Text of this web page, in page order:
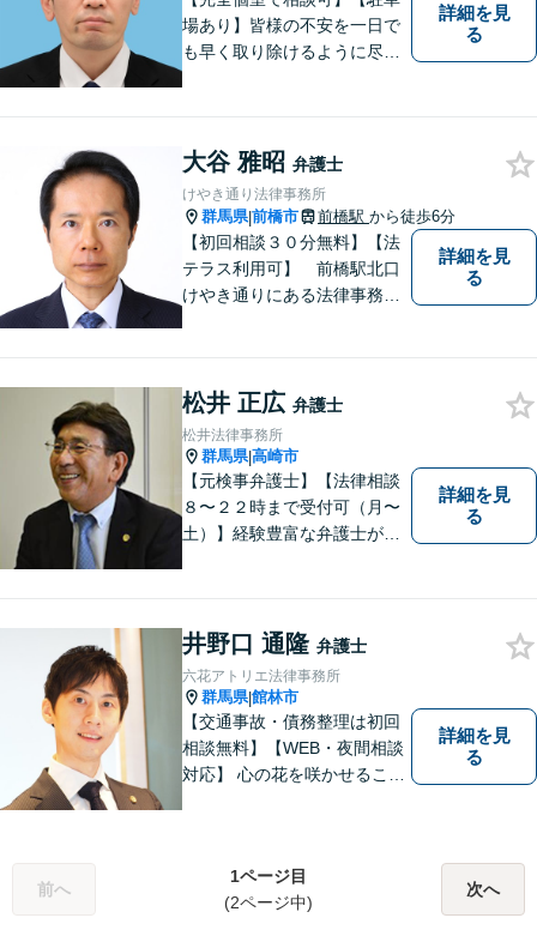
場あり】皆様の不安を一日で
も早く取り除けるように尽力
す。 ※お電話やメールでの無
料法律相談は行っておりませ
ん。
詳細を見
る
大谷 雅昭 弁護士
けやき通り法律事務所
群馬県|前橋市 前橋駅 から徒歩6分
【初回相談３０分無料】【法
テラス利用可】 前橋駅北口
けやき通りにある法律事務所
詳細を見
る
松井 正広 弁護士
松井法律事務所
群馬県|高崎市
【元検事弁護士】【法律相談
８〜２２時まで受付可（月〜
土）】経験豊富な弁護士が事
自主性を尊重し、的確に対応
致します。
詳細を見
る
井野口 通隆 弁護士
六花アトリエ法律事務所
群馬県|館林市
【交通事故・債務整理は初回
相談無料】【WEB・夜間相談
対応】 心の花を咲かせること
縁を心からお待ちしていま
詳細を見
る
前へ
1ページ目
(2ページ中)
次へ